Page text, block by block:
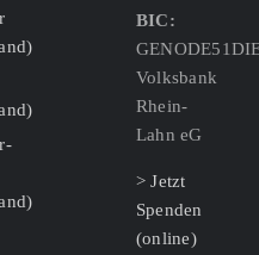
BIC:
Volksbank
Rhein-
Lahn eG
> Jetzt
Spenden
(online)